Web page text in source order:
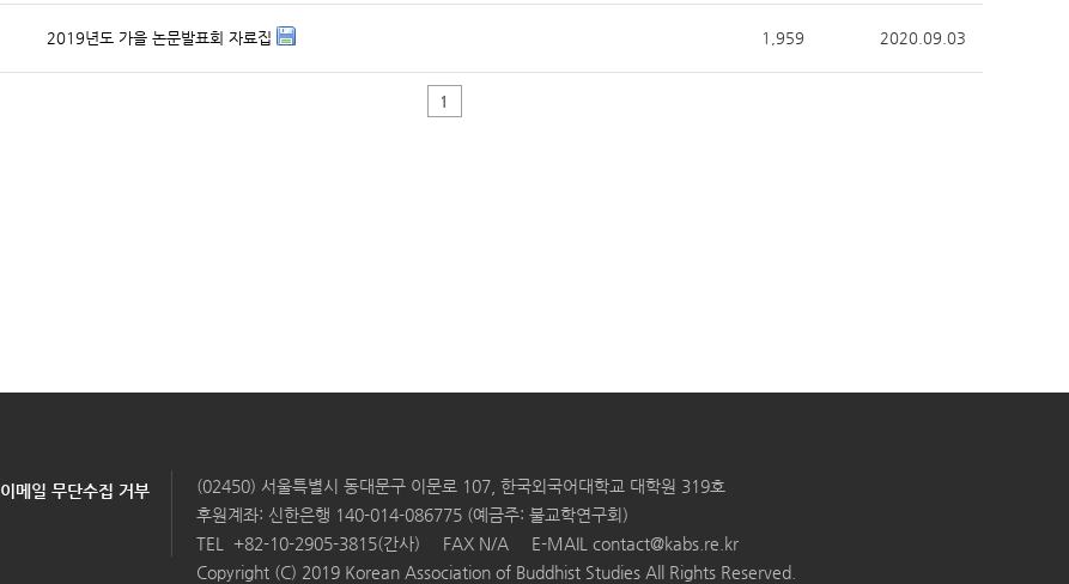
2019년도 가을 논문발표회 자료집 1,959 2020.09.03
1
이메일 무단수집 거부
(02450) 서울특별시 동대문구 이문로 107, 한국외국어대학교 대학원 319호
후원계좌: 신한은행 140-014-086775 (예금주: 불교학연구회)
TEL +82-10-2905-3815(간사) FAX N/A E-MAIL contact@kabs.re.kr
Copyright (C) 2019 Korean Association of Buddhist Studies All Rights Reserved.